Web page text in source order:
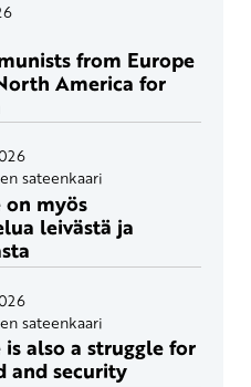
from Europe
America for
sateenkaari
on myös
leivästä ja
sateenkaari
is also a struggle for
and security